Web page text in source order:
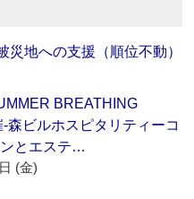
地への支援（順位不動）
BREATHING
森ビルホスピタリティーコ
とエステ…
(金)